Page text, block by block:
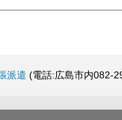
派遣 (電話:広島市内082-